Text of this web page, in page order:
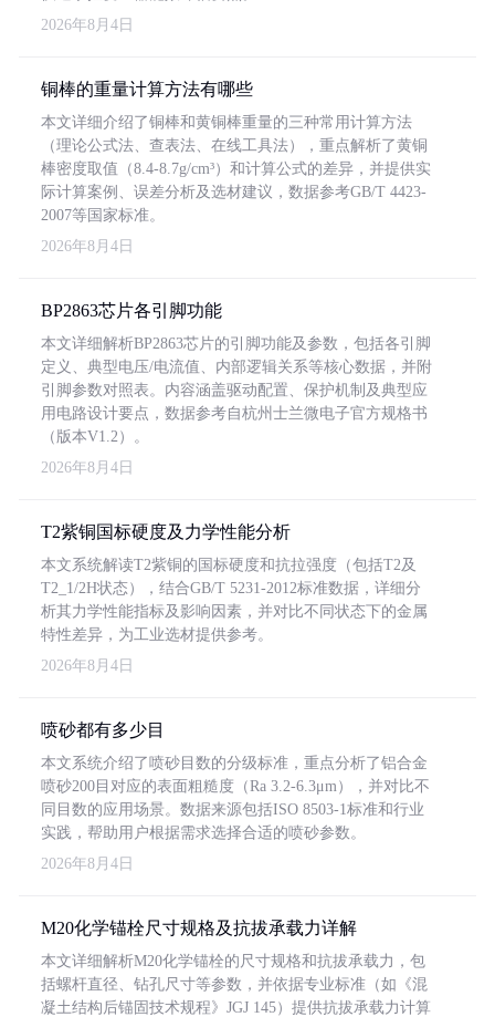
2026年8月4日
铜棒的重量计算方法有哪些
本文详细介绍了铜棒和黄铜棒重量的三种常用计算方法
（理论公式法、查表法、在线工具法），重点解析了黄铜
棒密度取值（8.4-8.7g/cm³）和计算公式的差异，并提供实
际计算案例、误差分析及选材建议，数据参考GB/T 4423-
2007等国家标准。
2026年8月4日
BP2863芯片各引脚功能
本文详细解析BP2863芯片的引脚功能及参数，包括各引脚
定义、典型电压/电流值、内部逻辑关系等核心数据，并附
引脚参数对照表。内容涵盖驱动配置、保护机制及典型应
用电路设计要点，数据参考自杭州士兰微电子官方规格书
（版本V1.2）。
2026年8月4日
T2紫铜国标硬度及力学性能分析
本文系统解读T2紫铜的国标硬度和抗拉强度（包括T2及
T2_1/2H状态），结合GB/T 5231-2012标准数据，详细分
析其力学性能指标及影响因素，并对比不同状态下的金属
特性差异，为工业选材提供参考。
2026年8月4日
喷砂都有多少目
本文系统介绍了喷砂目数的分级标准，重点分析了铝合金
喷砂200目对应的表面粗糙度（Ra 3.2-6.3μm），并对比不
同目数的应用场景。数据来源包括ISO 8503-1标准和行业
实践，帮助用户根据需求选择合适的喷砂参数。
2026年8月4日
M20化学锚栓尺寸规格及抗拔承载力详解
本文详细解析M20化学锚栓的尺寸规格和抗拔承载力，包
括螺杆直径、钻孔尺寸等参数，并依据专业标准（如《混
凝土结构后锚固技术规程》JGJ 145）提供抗拔承载力计算